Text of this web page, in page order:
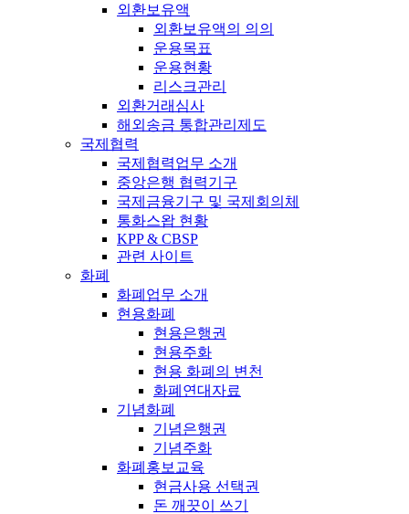
외환보유액
외환보유액의 의의
운용목표
운용현황
리스크관리
외환거래심사
해외송금 통합관리제도
국제협력
국제협력업무 소개
중앙은행 협력기구
국제금융기구 및 국제회의체
통화스왑 현황
KPP & CBSP
관련 사이트
화폐
화폐업무 소개
현용화폐
현용은행권
현용주화
현용 화폐의 변천
화폐연대자료
기념화폐
기념은행권
기념주화
화폐홍보교육
현금사용 선택권
돈 깨끗이 쓰기